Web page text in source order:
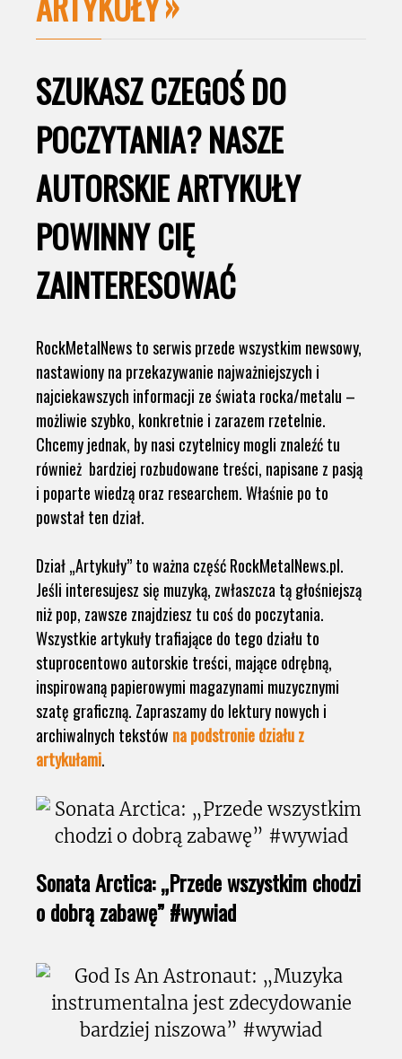
SZUKASZ CZEGOŚ DO
POCZYTANIA? NASZE
AUTORSKIE ARTYKUŁY
POWINNY CIĘ
ZAINTERESOWAĆ
RockMetalNews to serwis przede wszystkim newsowy,
nastawiony na przekazywanie najważniejszych i
najciekawszych informacji ze świata rocka/metalu –
możliwie szybko, konkretnie i zarazem rzetelnie.
Chcemy jednak, by nasi czytelnicy mogli znaleźć tu
również bardziej rozbudowane treści, napisane z pasją
i poparte wiedzą oraz researchem. Właśnie po to
powstał ten dział.
Dział „Artykuły” to ważna część RockMetalNews.pl.
Jeśli interesujesz się muzyką, zwłaszcza tą głośniejszą
niż pop, zawsze znajdziesz tu coś do poczytania.
Wszystkie artykuły trafiające do tego działu to
stuprocentowo autorskie treści, mające odrębną,
inspirowaną papierowymi magazynami muzycznymi
szatę graficzną. Zapraszamy do lektury nowych i
archiwalnych tekstów na podstronie działu z
artykułami.
Sonata Arctica: „Przede wszystkim chodzi
o dobrą zabawę” #wywiad